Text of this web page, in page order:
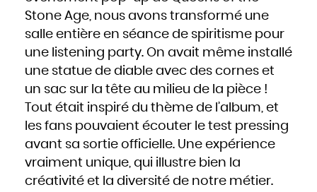
Stone Age, nous avons transformé une
salle entière en séance de spiritisme pour
une listening party. On avait même installé
une statue de diable avec des cornes et
un sac sur la tête au milieu de la pièce !
Tout était inspiré du thème de l’album, et
les fans pouvaient écouter le test pressing
avant sa sortie officielle. Une expérience
vraiment unique, qui illustre bien la
créativité et la diversité de notre métier.